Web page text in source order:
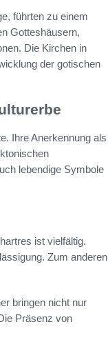
führten zu einem
Gotteshäusern,
Die Kirchen in
der gotischen
Ihre Anerkennung als
lebendige Symbole
ist vielfältig.
Zum anderen
bringen nicht nur
Präsenz von